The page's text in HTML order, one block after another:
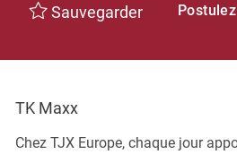
Sauvegarder
TK Maxx
Chez TJX Europe, chaque jour